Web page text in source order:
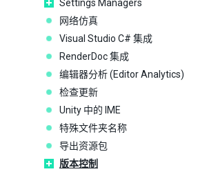
Settings Managers
网络仿真
Visual Studio C# 集成
RenderDoc 集成
编辑器分析 (Editor Analytics)
检查更新
Unity 中的 IME
特殊文件夹名称
导出资源包
版本控制